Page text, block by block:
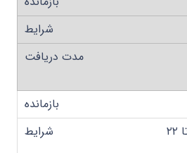
زیر ۱۸ سال یا دانشجو تا ۲۲